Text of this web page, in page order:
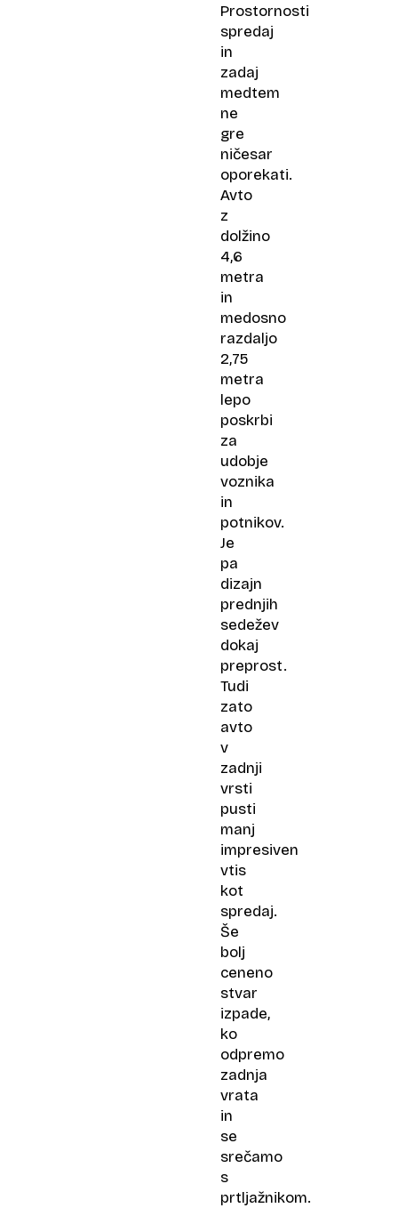
Prostornosti
spredaj
in
zadaj
medtem
ne
gre
ničesar
oporekati.
Avto
z
dolžino
4,6
metra
in
medosno
razdaljo
2,75
metra
lepo
poskrbi
za
udobje
voznika
in
potnikov.
Je
pa
dizajn
prednjih
sedežev
dokaj
preprost.
Tudi
zato
avto
v
zadnji
vrsti
pusti
manj
impresiven
vtis
kot
spredaj.
Še
bolj
ceneno
stvar
izpade,
ko
odpremo
zadnja
vrata
in
se
srečamo
s
prtljažnikom.